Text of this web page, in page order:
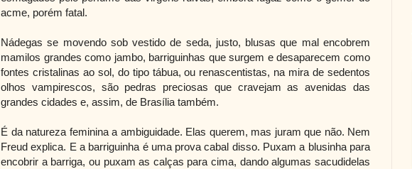
acme, porém fatal.
Nádegas se movendo sob vestido de seda, justo, blusas que mal encobrem
mamilos grandes como jambo, barriguinhas que surgem e desaparecem como
fontes cristalinas ao sol, do tipo tábua, ou renascentistas, na mira de sedentos
olhos vampirescos, são pedras preciosas que cravejam as avenidas das
grandes cidades e, assim, de Brasília também.
É da natureza feminina a ambiguidade. Elas querem, mas juram que não. Nem
Freud explica. E a barriguinha é uma prova cabal disso. Puxam a blusinha para
encobrir a barriga, ou puxam as calças para cima, dando algumas sacudidelas